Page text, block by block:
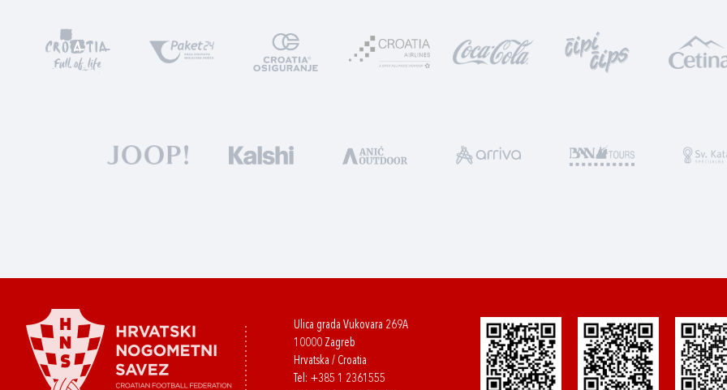
Ulica grada Vukovara 269A
10000 Zagreb
Hrvatska / Croatia
Tel: +385 1 2361555